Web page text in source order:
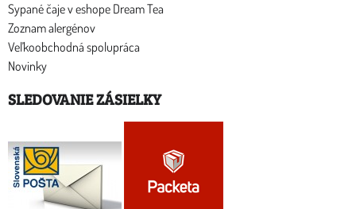
Sypané čaje v eshope Dream Tea
Zoznam alergénov
Veľkoobchodná spolupráca
Novinky
SLEDOVANIE ZÁSIELKY